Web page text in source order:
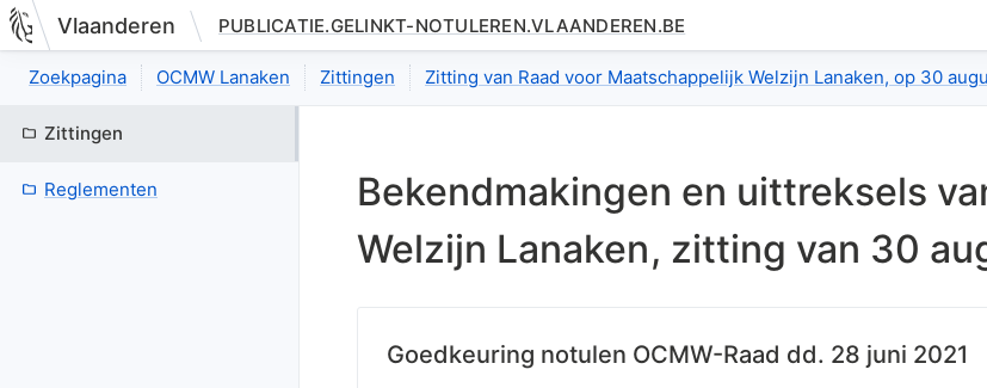
Nieuwe pagina: bestuurseenheid.zittingen.zitting.uittreksels.index
Vlaanderen PUBLICATIE.GELINKT-NOTULEREN.VLAANDEREN.BE
Zoekpagina OCMW Lanaken Zittingen Zitting van Raad voor Maatschappelijk Welzijn Lanaken, op 30
Zittingen
Reglementen Bekendmakingen en uittreksels
Welzijn Lanaken, zitting van 30
Goedkeuring notulen OCMW-Raad dd. 28 juni 2021